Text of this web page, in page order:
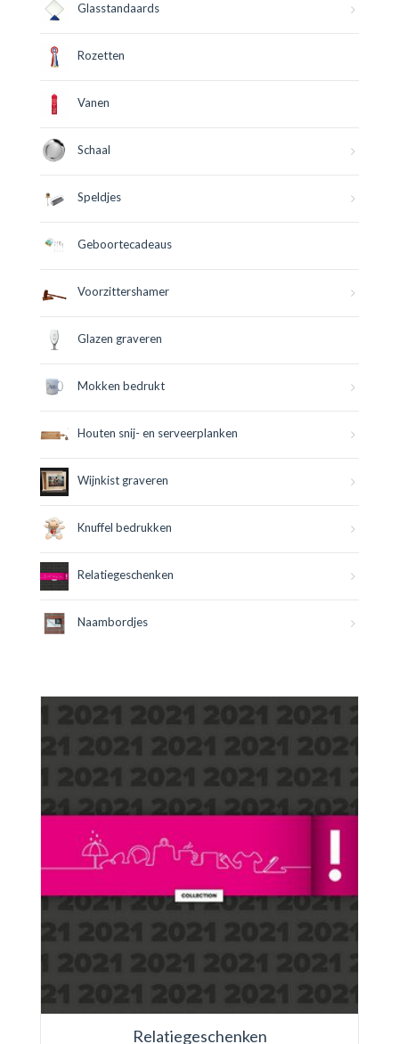
Glasstandaards
Rozetten
Vanen
Schaal
Speldjes
Geboortecadeaus
Voorzittershamer
Glazen graveren
Mokken bedrukt
Houten snij- en serveerplanken
Wijnkist graveren
Knuffel bedrukken
Relatiegeschenken
Naambordjes
Relatiegeschenken